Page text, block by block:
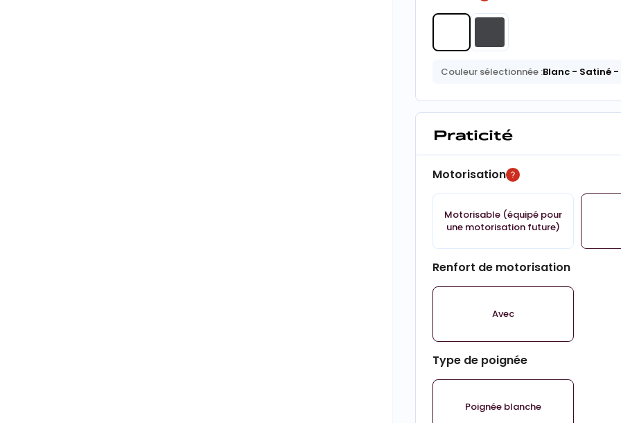
Couleur sélectionnée :Blanc- Satiné-
Praticité
Motorisation
Motorisable (équipé pour
une motorisation future)
Renfort de motorisation
Avec
Type de poignée
Poignée blanche